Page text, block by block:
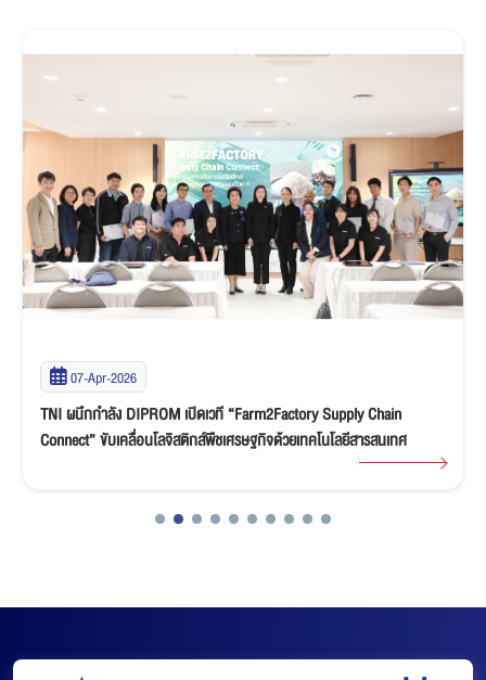
07-Apr-2026
TNI ผนึกกำลัง DIPROM เปิดเวที “Farm2Factory Supply Chain
Connect” ขับเคลื่อนโลจิสติกส์พืชเศรษฐกิจด้วยเทคโนโลยีสารสนเทศ